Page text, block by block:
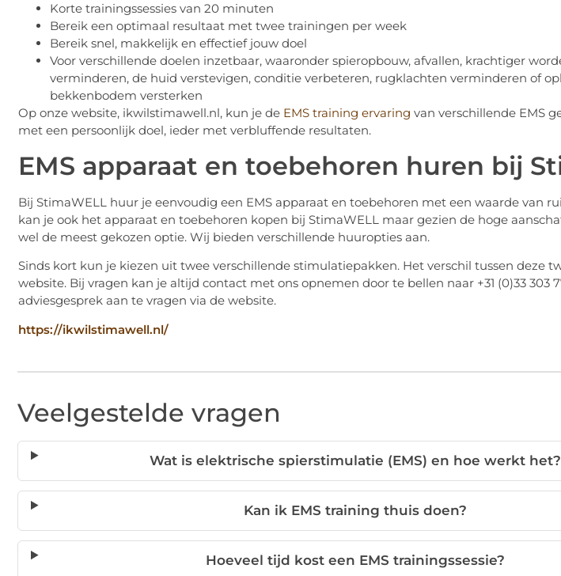
Korte trainingssessies van 20 minuten
Bereik een optimaal resultaat met twee trainingen per week
Bereik snel, makkelijk en effectief jouw doel
Voor verschillende doelen inzetbaar, waaronder spieropbouw, afvallen, krachtiger
verminderen, de huid verstevigen, conditie verbeteren, rugklachten verminderen of
bekkenbodem versterken
Op onze website, ikwilstimawell.nl, kun je de EMS training ervaring van verschillende EMS
met een persoonlijk doel, ieder met verbluffende resultaten.
EMS apparaat en toebehoren huren bij
Bij StimaWELL huur je eenvoudig een EMS apparaat en toebehoren met een waarde van
kan je ook het apparaat en toebehoren kopen bij StimaWELL maar gezien de hoge
wel de meest gekozen optie. Wij bieden verschillende huuropties aan.
Sinds kort kun je kiezen uit twee verschillende stimulatiepakken. Het verschil tussen deze
website. Bij vragen kan je altijd contact met ons opnemen door te bellen naar +31 (0)33 303
adviesgesprek aan te vragen via de website.
https://ikwilstimawell.nl/
Veelgestelde vragen
Wat is elektrische spierstimulatie (EMS) en hoe werkt het?
Kan ik EMS training thuis doen?
Hoeveel tijd kost een EMS trainingssessie?